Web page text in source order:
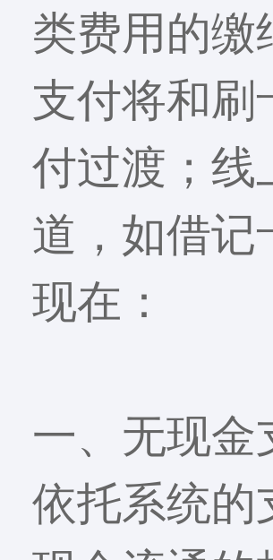
类费用的缴
支付将和刷
付过渡；线
道，如借记
现在：
一、无现金
依托系统的